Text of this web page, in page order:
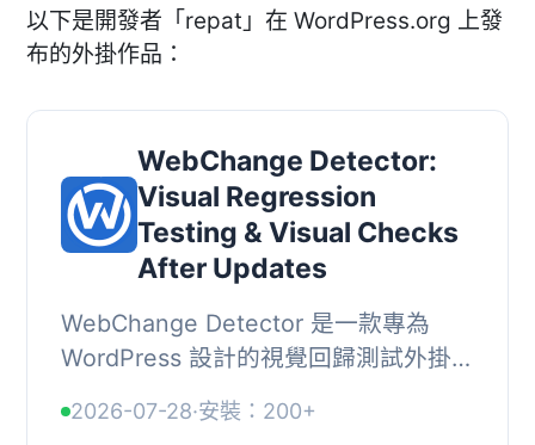
以下是開發者「repat」在 WordPress.org 上發
布的外掛作品：
WebChange Detector:
Visual Regression
Testing & Visual Checks
After Updates
WebChange Detector 是一款專為
WordPress 設計的視覺回歸測試外掛，
時捕捉網站佈局的破損情況，幫助網站
2026-07-28·安裝：200+